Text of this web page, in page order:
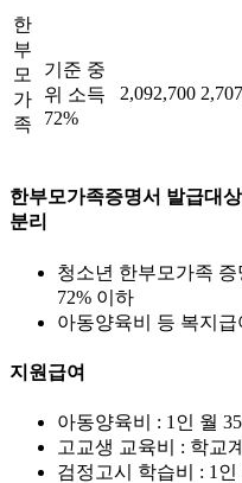
한
부
모
가
족
기준 중
위 소득
72%
2,092,700
한부모가족증명서 발급대
분리
청소년 한부모가족
72% 이하
아동양육비 등 복지
지원급여
아동양육비 : 1인 월
고교생 교육비 : 학교
검정고시 학습비 : 1인